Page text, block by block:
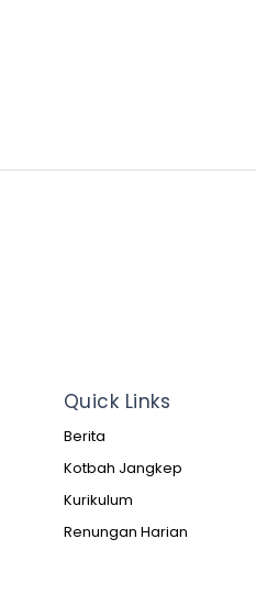
Quick Links
Berita
Kotbah Jangkep
Kurikulum
Renungan Harian